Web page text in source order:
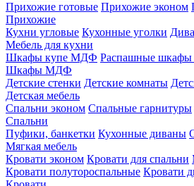
Прихожие готовые Прихожие эконом
Прихожие
Кухни угловые Кухонные уголки
Мебель для кухни
Шкафы купе МДФ Распашные
Шкафы МДФ
Детские стенки Детские комнаты
Детская мебель
Спальни эконом Спальные гарнитуры
Спальни
Пуфики, банкетки Кухонные диваны
Мягкая мебель
Кровати эконом Кровати для спальни
Кровати полутороспальные Кровати